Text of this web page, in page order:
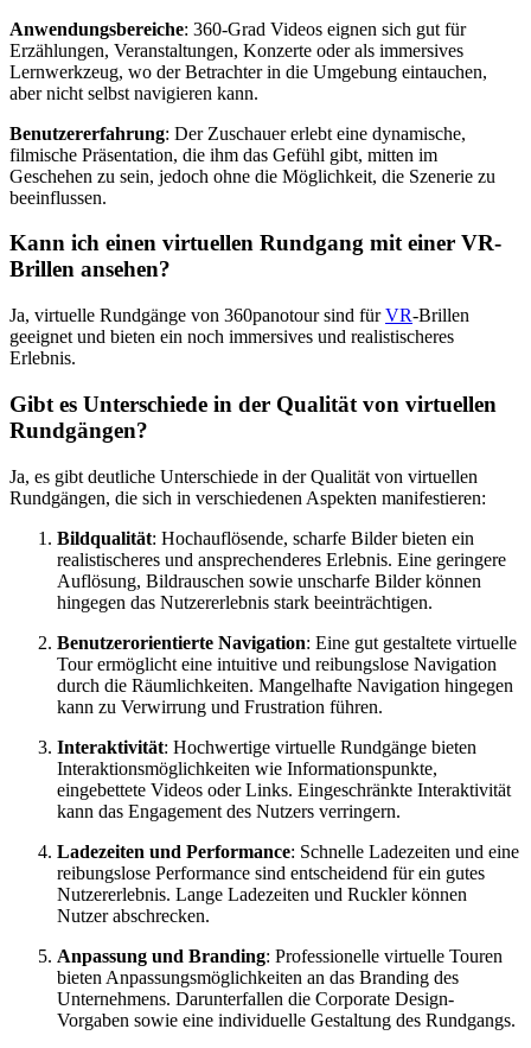
Anwendungsbereiche: 360-Grad Videos eignen sich gut für
Erzählungen, Veranstaltungen, Konzerte oder als immersives
Lernwerkzeug, wo der Betrachter in die Umgebung eintauchen,
aber nicht selbst navigieren kann.
Benutzererfahrung: Der Zuschauer erlebt eine dynamische,
filmische Präsentation, die ihm das Gefühl gibt, mitten im
Geschehen zu sein, jedoch ohne die Möglichkeit, die Szenerie zu
beeinflussen.
Kann ich einen virtuellen Rundgang mit einer VR-
Brillen ansehen?
Ja, virtuelle Rundgänge von 360panotour sind fürVR-Brillen
geeignet und bieten ein noch immersives und realistischeres
Erlebnis.
Gibt es Unterschiede in der Qualität von virtuellen
Rundgängen?
Ja, es gibt deutliche Unterschiede in der Qualität von virtuellen
Rundgängen, die sich in verschiedenen Aspekten manifestieren:
Bildqualität: Hochauflösende, scharfe Bilder bieten ein
realistischeres und ansprechenderes Erlebnis. Eine geringere
Auflösung, Bildrauschen sowie unscharfe Bilder können
hingegen das Nutzererlebnis stark beeinträchtigen.
Benutzerorientierte Navigation: Eine gut gestaltete virtuelle
Tour ermöglicht eine intuitive und reibungslose Navigation
durch die Räumlichkeiten. Mangelhafte Navigation hingegen
kann zu Verwirrung und Frustration führen.
Interaktivität: Hochwertige virtuelle Rundgänge bieten
Interaktionsmöglichkeiten wie Informationspunkte,
eingebettete Videos oder Links. Eingeschränkte Interaktivität
kann das Engagement des Nutzers verringern.
Ladezeiten und Performance: Schnelle Ladezeiten und eine
reibungslose Performance sind entscheidend für ein gutes
Nutzererlebnis. Lange Ladezeiten und Ruckler können
Nutzer abschrecken.
Anpassung und Branding: Professionelle virtuelle Touren
bieten Anpassungsmöglichkeiten an das Branding des
Unternehmens. Darunterfallen die Corporate Design-
Vorgaben sowie eine individuelle Gestaltung des Rundgangs.